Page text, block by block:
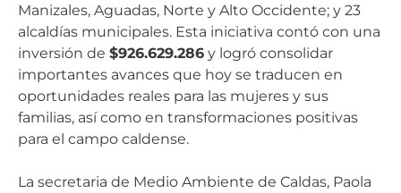
Manizales, Aguadas, Norte y Alto Occidente; y 23
alcaldías municipales. Esta iniciativa contó con una
inversión de $926.629.286 y logró consolidar
importantes avances que hoy se traducen en
oportunidades reales para las mujeres y sus
familias, así como en transformaciones positivas
para el campo caldense.
La secretaria de Medio Ambiente de Caldas, Paola